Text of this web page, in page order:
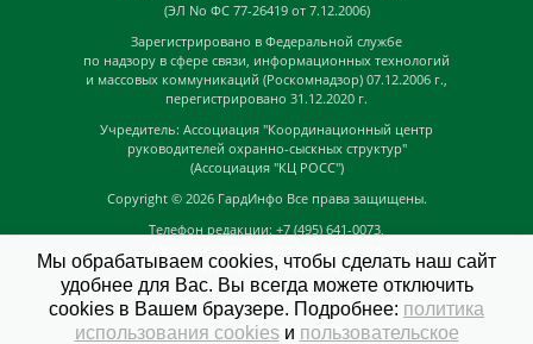
(ЭЛ No ФС 77-26419 от 7.12.2006)
Зарегистрировано в Федеральной службе
по надзору в сфере связи, информационных технологий
и массовых коммуникаций (Роскомнадзор) 07.12.2006 г.,
перегистрировано 31.12.2020 г.
Учредитель: Ассоциация "Координационный центр
руководителей охранно-сыскных структур"
(Ассоциация "КЦ РОСС")
Copyright © 2026 ГардИнфо Все права защищены.
Телефон редакции: +7 (495) 641-0073,
news@guardinfo.online
Главный редактор: Кузьмин Д.А.
На сайте могут быть размещены
Мы обрабатываем cookies, чтобы сделать наш сайт
удобнее для Вас. Вы всегда можете отключить
cookies в Вашем браузере. Подробнее: политика
использования cookiesи пользовательское